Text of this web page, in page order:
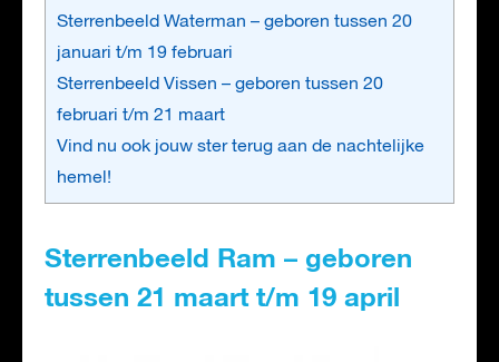
Sterrenbeeld Waterman – geboren tussen 20
januari t/m 19 februari
Sterrenbeeld Vissen – geboren tussen 20
februari t/m 21 maart
Vind nu ook jouw ster terug aan de nachtelijke
hemel!
Sterrenbeeld Ram – geboren
tussen 21 maart t/m 19 april